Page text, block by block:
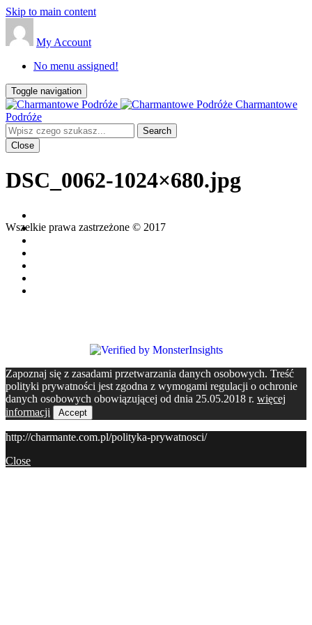
Skip to main content
My Account
No menu assigned!
Toggle navigation
Charmantowe
Podróże
Close
DSC_0062-1024×680.jpg
Wszelkie prawa zastrzeżone © 2017
Zapoznaj się z zasadami przetwarzania danych osobowych. Treść
polityki prywatności jest zgodna z wymogami regulacji o ochronie
danych osobowych obowiązującej od dnia 25.05.2018 r. więcej
informacji
Accept
http://charmante.com.pl/polityka-prywatnosci/
Close